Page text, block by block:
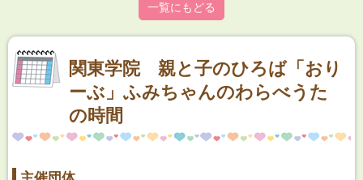
一覧にもどる
関東学院 親と子のひろば「おり
ーぶ」ふみちゃんのわらべうた
の時間